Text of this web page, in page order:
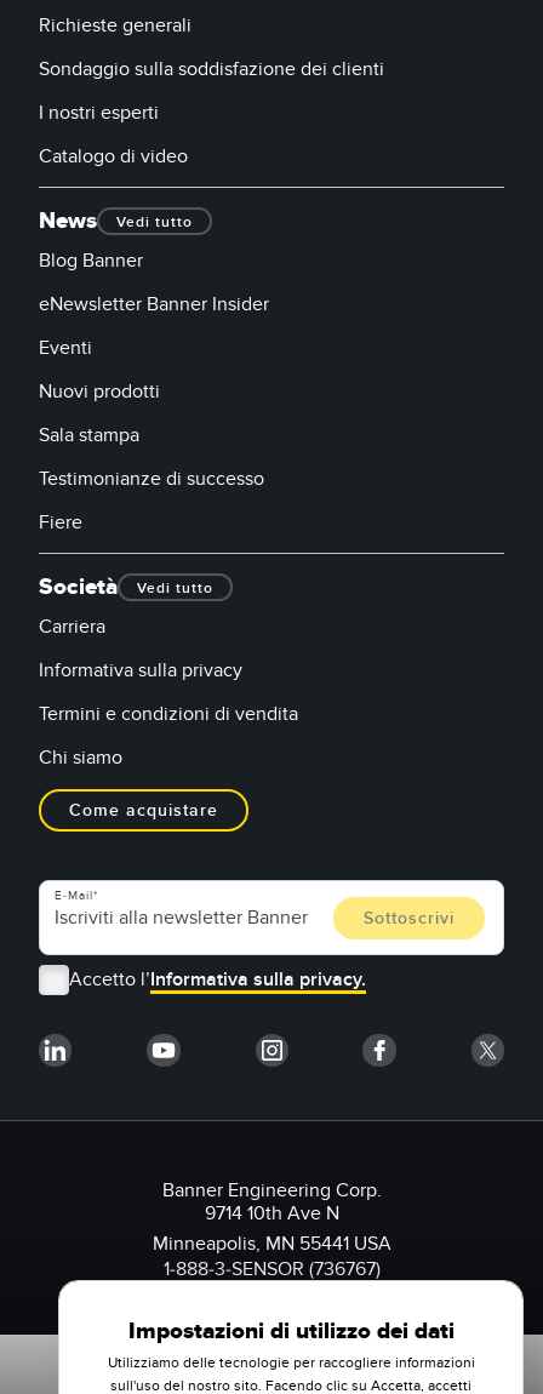
Richieste generali
Sondaggio sulla soddisfazione dei clienti
I nostri esperti
Catalogo di video
News Vedi tutto
Blog Banner
eNewsletter Banner Insider
Eventi
Nuovi prodotti
Sala stampa
Testimonianze di successo
Fiere
Società Vedi tutto
Carriera
Informativa sulla privacy
Termini e condizioni di vendita
Chi siamo
Come acquistare
E-Mail
Accetto l’Informativa sulla privacy.
Banner Engineering Corp.
9714 10th Ave N
Minneapolis, MN 55441 USA
1-888-3-SENSOR (736767)
Impostazioni di utilizzo dei dati
Utilizziamo delle tecnologie per raccogliere informazioni
sull'uso del nostro sito. Facendo clic su Accetta, accetti